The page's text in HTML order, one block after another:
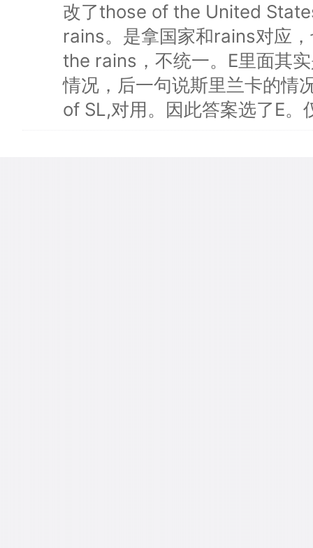
改了those of the United
rains。是拿国家和rains对应
the rains，不统一。E里面其
情况，后一句说斯里兰卡的情
of SL,对用。因此答案选了E。